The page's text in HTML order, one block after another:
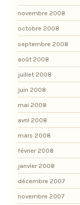
novembre 2008
octobre 2008
septembre 2008
août 2008
juillet 2008
juin 2008
mai 2008
avril 2008
mars 2008
février 2008
janvier 2008
décembre 2007
novembre 2007